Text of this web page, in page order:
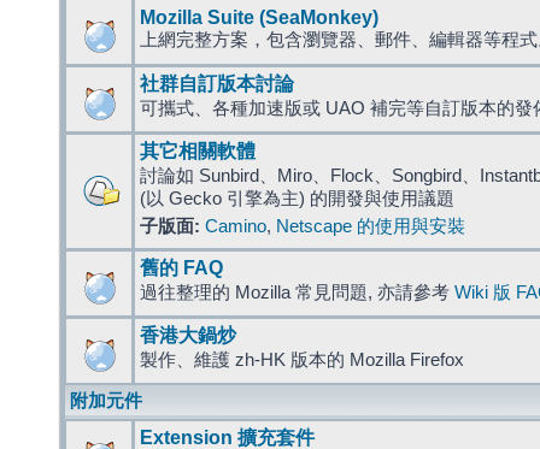
Mozilla Suite (SeaMonkey)
上網完整方案，包含瀏覽器、郵件、編輯器等程
社群自訂版本討論
可攜式、各種加速版或 UAO 補完等自訂版本的發
其它相關軟體
討論如 Sunbird、Miro、Flock、Songbird、
(以 Gecko 引擎為主) 的開發與使用議題
子版面: Camino, Netscape 的使用與安裝
舊的 FAQ
過往整理的 Mozilla 常見問題, 亦請參考 Wiki 版
香港大鍋炒
製作、維護 zh-HK 版本的 Mozilla Firefox
附加元件
Extension 擴充套件